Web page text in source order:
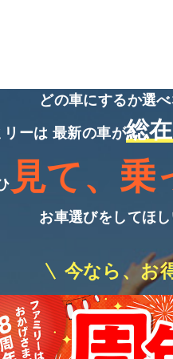
どの車にするか選
リーは 最新の車が総
見て、乗
お車選びをしてほ
今なら、お